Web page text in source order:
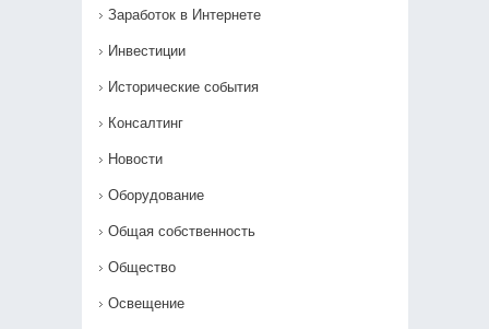
Заработок в Интернете
Инвестиции
Исторические события
Консалтинг
Новости
Оборудование
Общая собственность
Общество
Освещение